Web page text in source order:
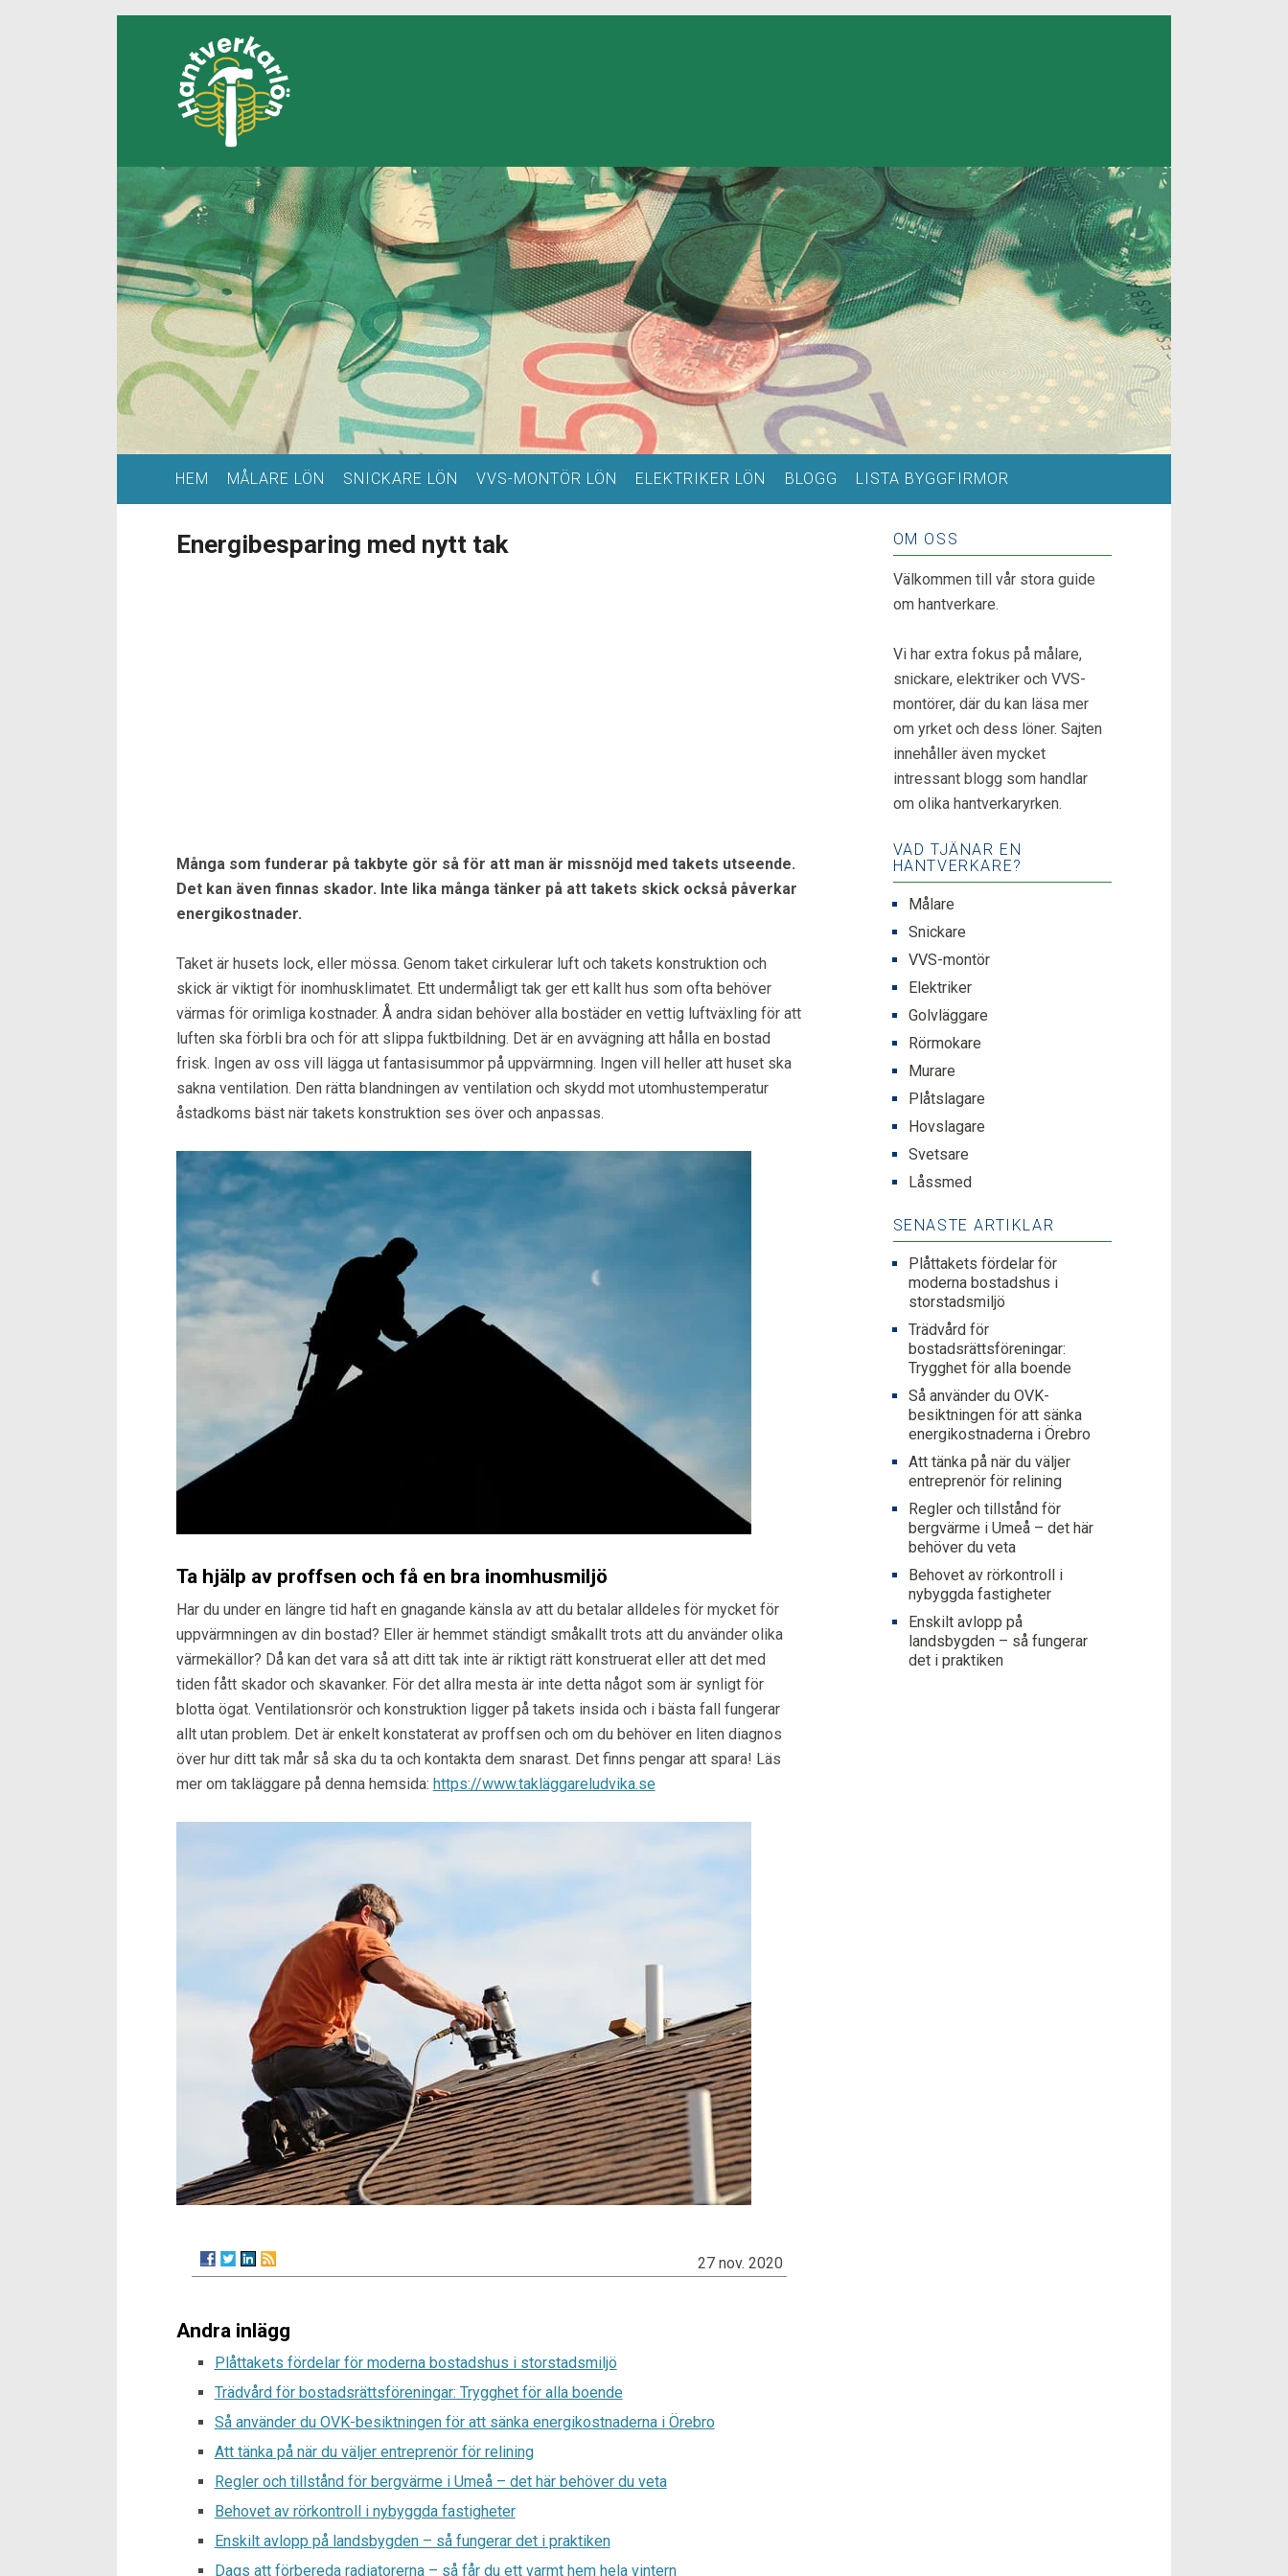
HEM MÅLARE LÖN SNICKARE LÖN VVS-MONTÖR LÖN ELEKTRIKER LÖN BLOGG LISTA BYGGFIRMOR
Energibesparing med nytt tak
Många som funderar på takbyte gör så för att man är missnöjd med takets utseende.
Det kan även finnas skador. Inte lika många tänker på att takets skick också påverkar
energikostnader.
Taket är husets lock, eller mössa. Genom taket cirkulerar luft och takets konstruktion och
skick är viktigt för inomhusklimatet. Ett undermåligt tak ger ett kallt hus som ofta behöver
värmas för orimliga kostnader. Å andra sidan behöver alla bostäder en vettig luftväxling för att
luften ska förbli bra och för att slippa fuktbildning. Det är en avvägning att hålla en bostad
frisk. Ingen av oss vill lägga ut fantasisummor på uppvärmning. Ingen vill heller att huset ska
sakna ventilation. Den rätta blandningen av ventilation och skydd mot utomhustemperatur
åstadkoms bäst när takets konstruktion ses över och anpassas.
Ta hjälp av proffsen och få en bra inomhusmiljö
Har du under en längre tid haft en gnagande känsla av att du betalar alldeles för mycket för
uppvärmningen av din bostad? Eller är hemmet ständigt småkallt trots att du använder olika
värmekällor? Då kan det vara så att ditt tak inte är riktigt rätt konstruerat eller att det med
tiden fått skador och skavanker. För det allra mesta är inte detta något som är synligt för
blotta ögat. Ventilationsrör och konstruktion ligger på takets insida och i bästa fall fungerar
allt utan problem. Det är enkelt konstaterat av proffsen och om du behöver en liten diagnos
över hur ditt tak mår så ska du ta och kontakta dem snarast. Det finns pengar att spara! Läs
mer om takläggare på denna hemsida: https://www.takläggareludvika.se
27 nov. 2020
Andra inlägg
Plåttakets fördelar för moderna bostadshus i storstadsmiljö
Trädvård för bostadsrättsföreningar: Trygghet för alla boende
Så använder du OVK-besiktningen för att sänka energikostnaderna i Örebro
Att tänka på när du väljer entreprenör för relining
Regler och tillstånd för bergvärme i Umeå – det här behöver du veta
Behovet av rörkontroll i nybyggda fastigheter
Enskilt avlopp på landsbygden – så fungerar det i praktiken
Dags att förbereda radiatorerna – så får du ett varmt hem hela vintern
OM OSS
Välkommen till vår stora guide
om hantverkare.
Vi har extra fokus på målare,
snickare, elektriker och VVS-
montörer, där du kan läsa mer
om yrket och dess löner. Sajten
innehåller även mycket
intressant blogg som handlar
om olika hantverkaryrken.
VAD TJÄNAR EN
HANTVERKARE?
Målare
Snickare
VVS-montör
Elektriker
Golvläggare
Rörmokare
Murare
Plåtslagare
Hovslagare
Svetsare
Låssmed
SENASTE ARTIKLAR
Plåttakets fördelar för
moderna bostadshus i
storstadsmiljö
Trädvård för
bostadsrättsföreningar:
Trygghet för alla boende
Så använder du OVK-
besiktningen för att sänka
energikostnaderna i Örebro
Att tänka på när du väljer
entreprenör för relining
Regler och tillstånd för
bergvärme i Umeå – det här
behöver du veta
Behovet av rörkontroll i
nybyggda fastigheter
Enskilt avlopp på
landsbygden – så fungerar
det i praktiken